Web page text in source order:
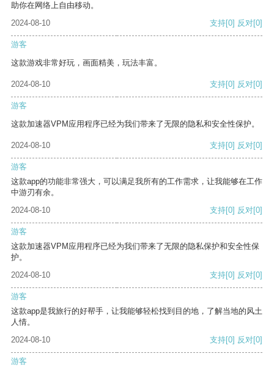
助你在网络上自由移动。
2024-08-10
支持[0] 反对[0]
游客
这款游戏非常好玩，画面精美，玩法丰富。
2024-08-10 支持[0] 反对[0]
游客
这款加速器VPM应用程序已经为我们带来了无限的隐私和安全性保护。
2024-08-10 支持[0] 反对[0]
游客
这款app的功能非常强大，可以满足我所有的工作需求，让我能够在工作
中游刃有余。
2024-08-10
支持[0] 反对[0]
游客
这款加速器VPM应用程序已经为我们带来了无限的隐私保护和安全性保
护。
2024-08-10
支持[0] 反对[0]
游客
这款app是我旅行的好帮手，让我能够轻松找到目的地，了解当地的风土
人情。
2024-08-10
支持[0] 反对[0]
游客